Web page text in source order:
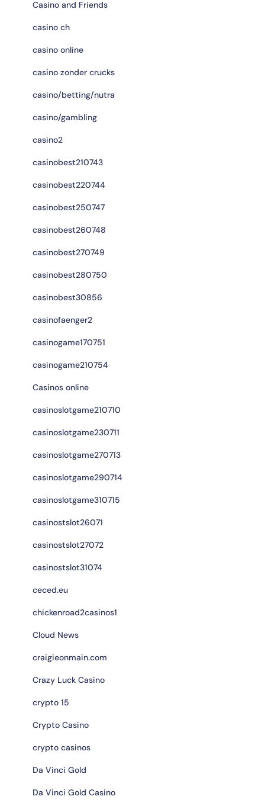
Casino and Friends
casino ch
casino online
casino zonder crucks
casino/betting/nutra
casino/gambling
casino2
casinobest210743
casinobest220744
casinobest250747
casinobest260748
casinobest270749
casinobest280750
casinobest30856
casinofaenger2
casinogame170751
casinogame210754
Casinos online
casinoslotgame210710
casinoslotgame230711
casinoslotgame270713
casinoslotgame290714
casinoslotgame310715
casinostslot26071
casinostslot27072
casinostslot31074
ceced.eu
chickenroad2casinos1
Cloud News
craigieonmain.com
Crazy Luck Casino
crypto 15
Crypto Casino
crypto casinos
Da Vinci Gold
Da Vinci Gold Casino